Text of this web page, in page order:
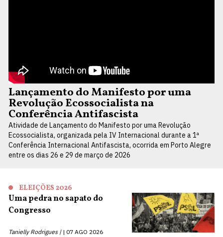
Lançamento do Manifesto por uma
Revolução Ecossocialista na
Conferência Antifascista
Atividade de Lançamento do Manifesto por uma Revolução
Ecossocialista, organizada pela IV Internacional durante a 1ª
Conferência Internacional Antifascista, ocorrida em Porto Alegre
entre os dias 26 e 29 de março de 2026
ELEIÇÕES 2026
Uma pedra no sapato do
Congresso
Tanielly Rodrigues | 07 AGO 2026